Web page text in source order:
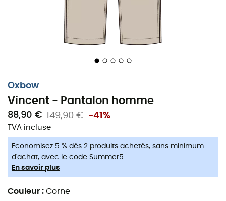
Oxbow
Vincent - Pantalon homme
88,90 € 149,90 € -41%
TVA incluse
Economisez 5 % dès 2 produits achetés, sans minimum
d'achat, avec le code Summer5.
En savoir plus
Couleur : Corne